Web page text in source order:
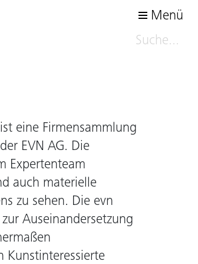
Menü
eine Firmensammlung
EVN AG. Die
Expertenteam
auch materielle
zu sehen. Die evn
Auseinandersetzung
Kunstinteressierte